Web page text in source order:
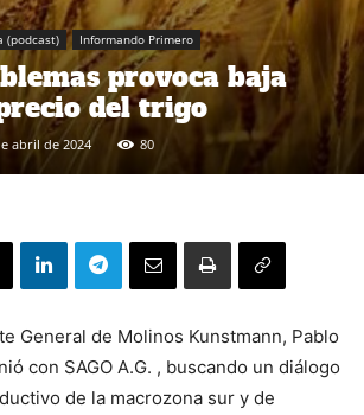
(podcast) Informando Primero
provoca baja
del trigo
abril de 2024 80
General de Molinos Kunstmann, Pablo
con SAGO A.G. , buscando un diálogo
de la macrozona sur y de